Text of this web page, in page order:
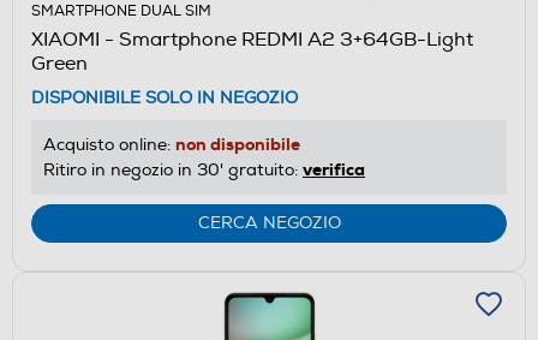
SMARTPHONE DUAL SIM
XIAOMI - Smartphone REDMI A2 3+64GB-Light
Green
DISPONIBILE SOLO IN NEGOZIO
Acquisto online: non disponibile
Ritiro in negozio in 30' gratuito: verifica
CERCA NEGOZIO